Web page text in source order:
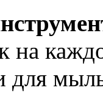
на
для